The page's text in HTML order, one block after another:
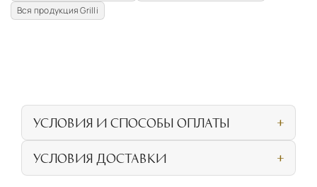
Вся продукция Grilli
УСЛОВИЯ И СПОСОБЫ ОПЛАТЫ
личном посещении нашего салона
УСЛОВИЯ ДОСТАВКИ